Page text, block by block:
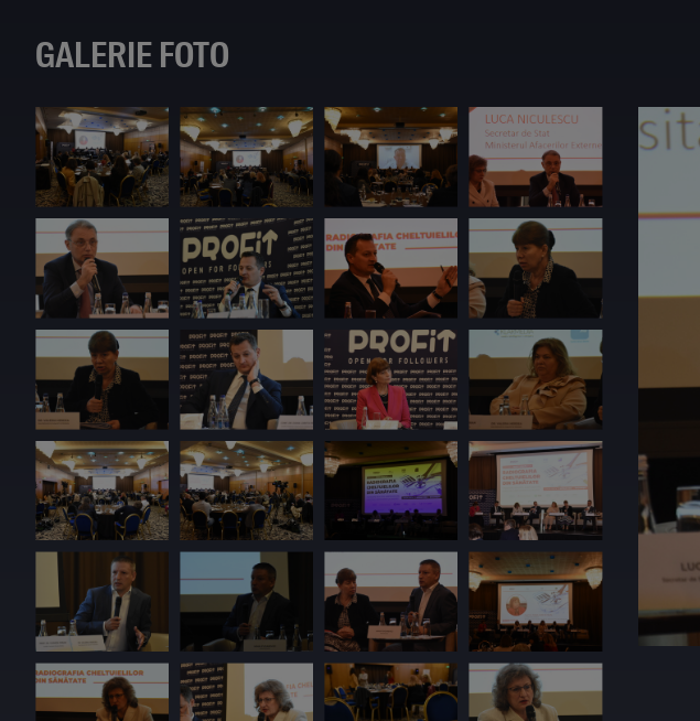
GALERIE FOTO